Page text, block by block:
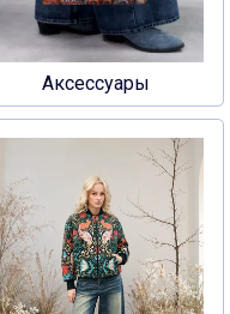
Аксессуары